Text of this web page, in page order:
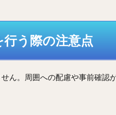
う際の注意点
ん。周囲への配慮や事前確認